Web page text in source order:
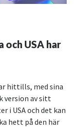
och USA har
hittills, med sina
version av sitt
i USA och det kan
hett på den här